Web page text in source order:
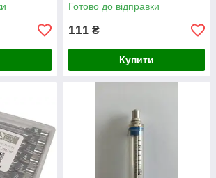
Готово до відправки
111 ₴
Купити